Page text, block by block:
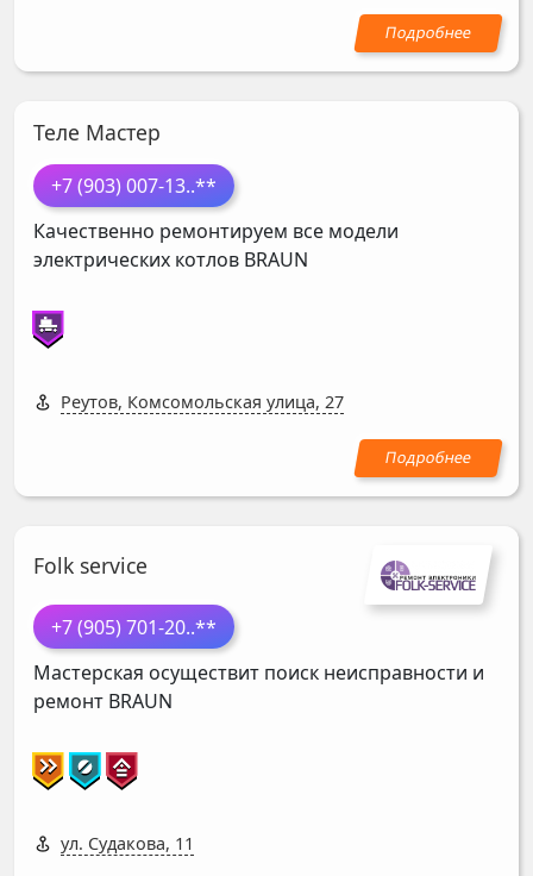
Теле Мастер
+7 (903) 007-13..**
Качественно ремонтируем все модели
электрических котлов BRAUN
Реутов, Комсомольская улица, 27
Folk service
+7 (905) 701-20..**
Мастерская осуществит поиск неисправности и
ремонт BRAUN
ул. Судакова, 11